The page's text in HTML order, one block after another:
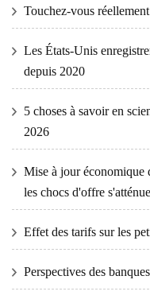
Touchez-vous
Les États-Unis
depuis 2020
5 choses à savoir en
2026
Mise à jour économique
les chocs d'offre
Effet des tarifs sur les
Perspectives des